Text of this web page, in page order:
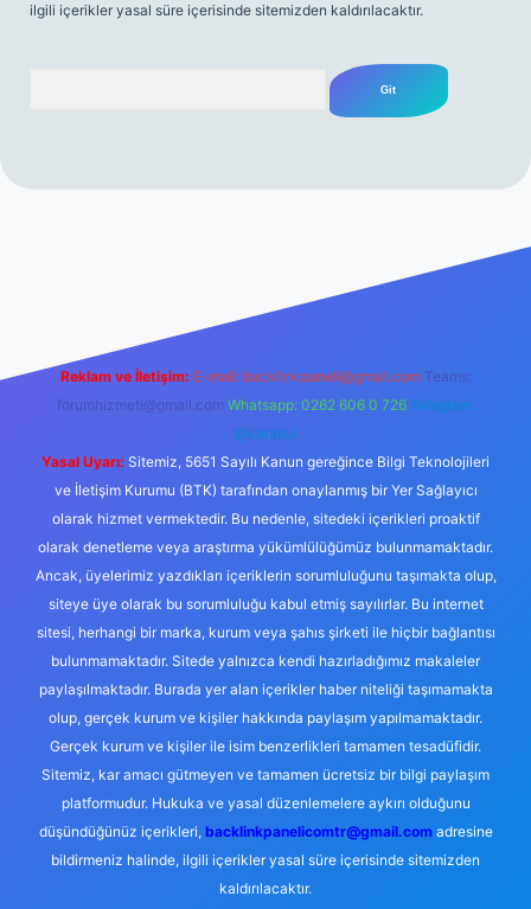
ilgili içerikler yasal süre içerisinde sitemizden kaldırılacaktır.
Reklam ve İletişim: E-mail: backlinkpaneli@gmail.com Teams:
forumhizmeti@gmail.com Whatsapp: 0262 606 0 726 Telegram:
@karabul
Yasal Uyarı: Sitemiz, 5651 Sayılı Kanun gereğince Bilgi Teknolojileri
ve İletişim Kurumu (BTK) tarafından onaylanmış bir Yer Sağlayıcı
olarak hizmet vermektedir. Bu nedenle, sitedeki içerikleri proaktif
olarak denetleme veya araştırma yükümlülüğümüz bulunmamaktadır.
Ancak, üyelerimiz yazdıkları içeriklerin sorumluluğunu taşımakta olup,
siteye üye olarak bu sorumluluğu kabul etmiş sayılırlar. Bu internet
sitesi, herhangi bir marka, kurum veya şahıs şirketi ile hiçbir bağlantısı
bulunmamaktadır. Sitede yalnızca kendi hazırladığımız makaleler
paylaşılmaktadır. Burada yer alan içerikler haber niteliği taşımamakta
olup, gerçek kurum ve kişiler hakkında paylaşım yapılmamaktadır.
Gerçek kurum ve kişiler ile isim benzerlikleri tamamen tesadüfidir.
Sitemiz, kar amacı gütmeyen ve tamamen ücretsiz bir bilgi paylaşım
platformudur. Hukuka ve yasal düzenlemelere aykırı olduğunu
düşündüğünüz içerikleri, backlinkpanelicomtr@gmail.comadresine
bildirmeniz halinde, ilgili içerikler yasal süre içerisinde sitemizden
kaldırılacaktır.